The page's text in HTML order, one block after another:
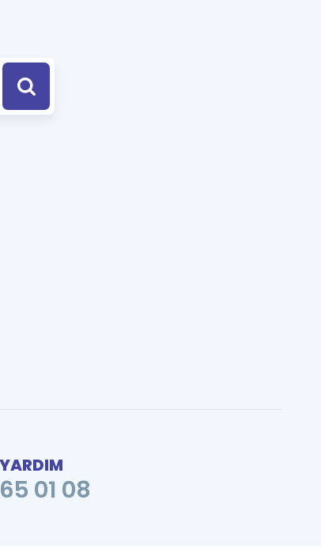
için Öneriler
Takvimde
İlgili Haberler
01 08